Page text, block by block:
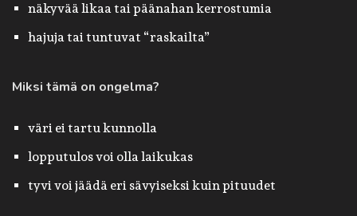
näkyvää likaa tai päänahan kerrostumia
hajuja tai tuntuvat “raskailta”
Miksi tämä on ongelma?
väri ei tartu kunnolla
lopputulos voi olla laikukas
tyvi voi jäädä eri sävyiseksi kuin pituudet